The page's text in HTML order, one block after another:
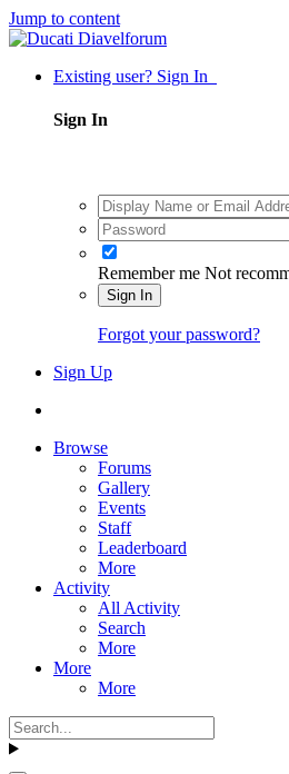
Jump to content
Existing user? Sign In
Sign In
Remember me Not
Sign In
Forgot your password?
Sign Up
Browse
Forums
Gallery
Events
Staff
Leaderboard
More
Activity
All Activity
Search
More
More
More